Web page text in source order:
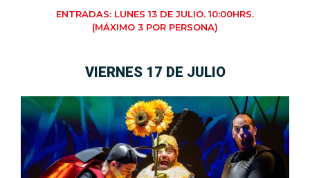
ENTRADAS: LUNES 13 DE JULIO. 10:00HRS.
(MÁXIMO 3 POR PERSONA)
VIERNES 17 DE JULIO